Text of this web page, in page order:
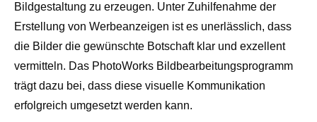
Bildgestaltung zu erzeugen. Unter Zuhilfenahme der
Erstellung von Werbeanzeigen ist es unerlässlich, dass
die Bilder die gewünschte Botschaft klar und exzellent
vermitteln. Das PhotoWorks Bildbearbeitungsprogramm
trägt dazu bei, dass diese visuelle Kommunikation
erfolgreich umgesetzt werden kann.